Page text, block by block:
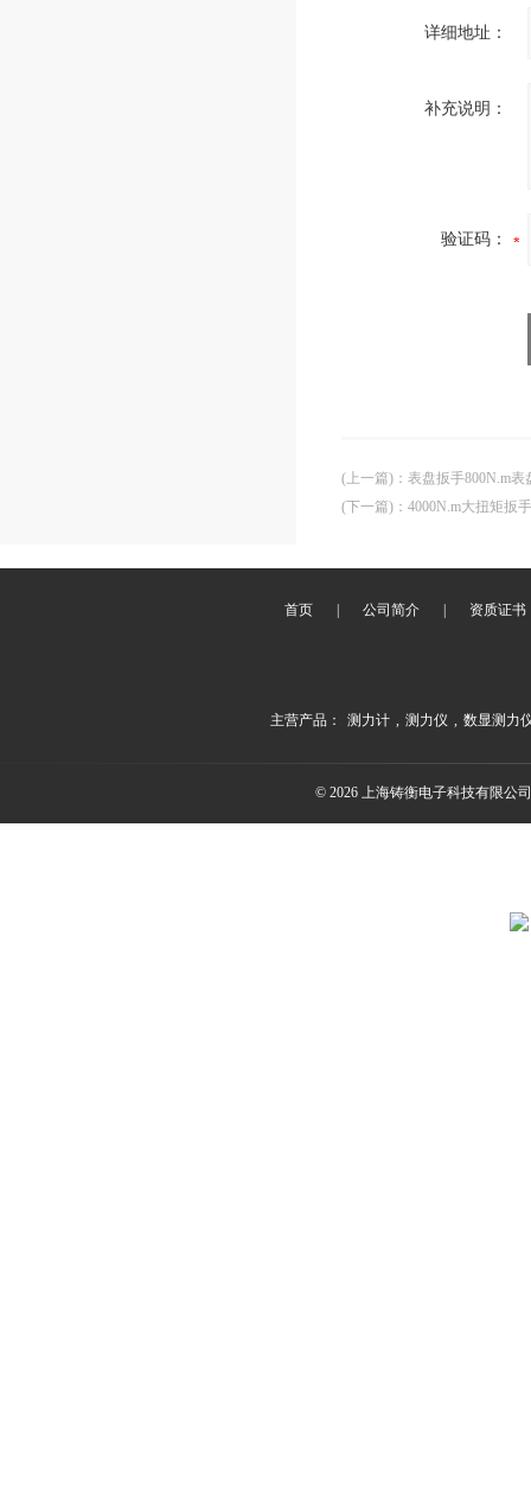
详细地址：
补充说明：
验证码：
(上一篇) ： 表盘扳手800N.m
(下一篇) ： 4000N.m大扭矩扳
首页 公司简介 资质证书
主营产品： 测力计 , 测力仪 , 数显测力
© 2026 上海铸衡电子科技有限公